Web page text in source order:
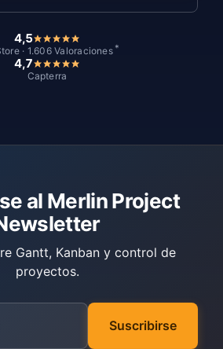
4,5
· 1.606 Valoraciones *
4,7
Capterra
al Merlin Project
Gantt, Kanban y control de
proyectos.
Suscribirse